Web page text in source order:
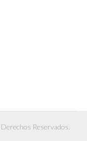
Reservados.